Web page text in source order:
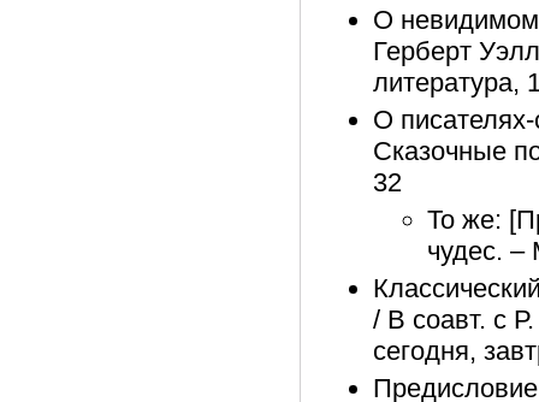
О
Герберт
литература,
О
Сказочные
32
То же:
чудес. –
/ В соавт. с
сегодня,